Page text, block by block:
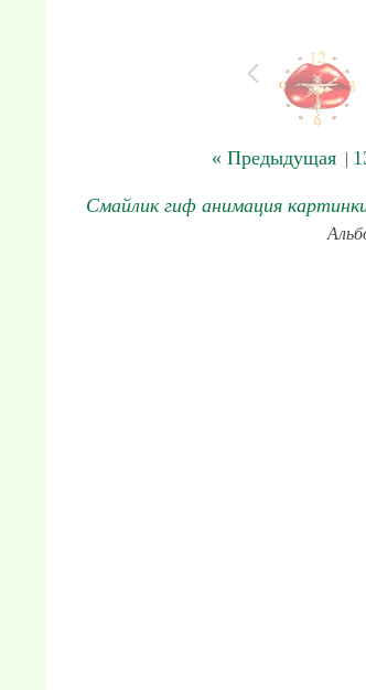
« Предыдущая|
Смайлик гиф анимация